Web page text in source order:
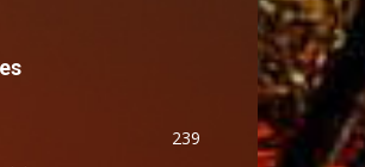
239